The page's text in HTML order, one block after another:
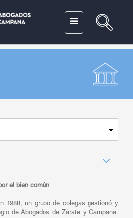
el bien común
1988, un grupo de colegas gestionó y
de Abogados de Zárate y Campana.